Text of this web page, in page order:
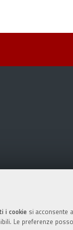
i cookiesi acconsente
Le preferenze